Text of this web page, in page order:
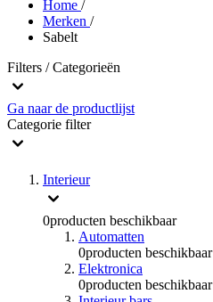
Home /
Merken /
Sabelt
Filters / Categorieën
Ga naar de productlijst
Categorie filter
Interieur
0producten beschikbaar
Automatten
0producten beschikbaar
Elektronica
0producten beschikbaar